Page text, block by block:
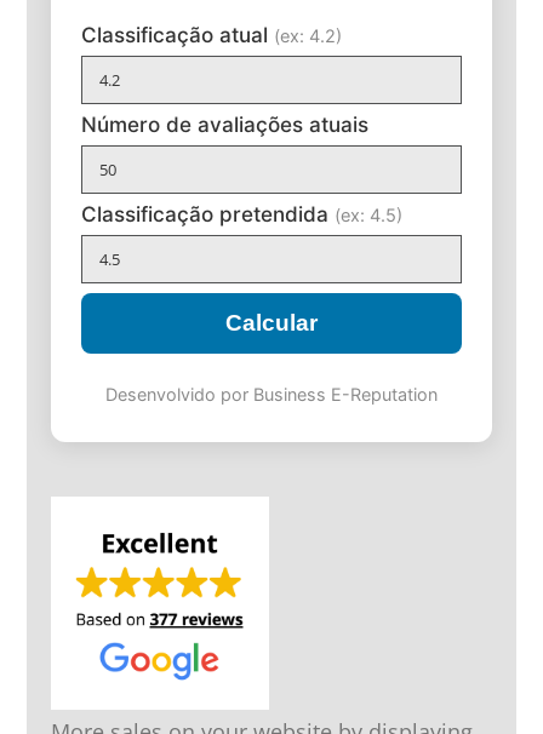
Classificação atual (ex: 4.2)
Número de avaliações atuais
Classificação pretendida (ex: 4.5)
Calcular
Desenvolvido por Business E-Reputation